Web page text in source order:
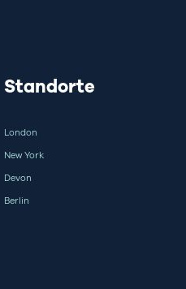
Standorte
London
New York
Devon
Berlin